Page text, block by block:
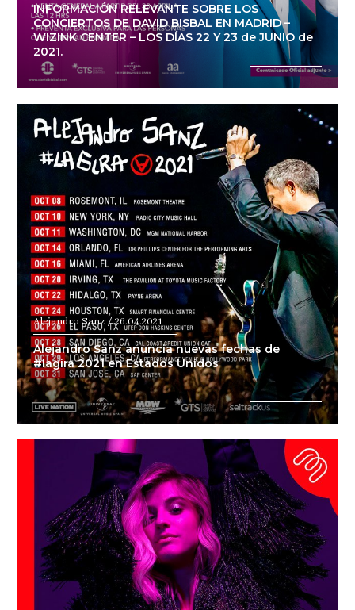
INFORMACIÓN RELEVANTE SOBRE LOS
CONCIERTOS DE DAVID BISBAL EN MADRID –
WIZINK CENTER – LOS DÍAS 22 Y 23 de JUNIO de
2021.
Alejandro Sanz / 26.04.2021
Alejandro Sanz anuncia nuevas fechas de
#lagira 2021 en Estados Unidos